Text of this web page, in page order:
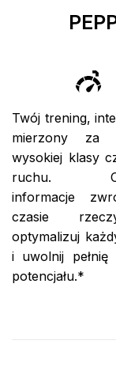
Twój trening,
mierzony za
wysokiej klasy
ruchu.
informacje
czasie
optymalizuj
i uwolnij pełnię
potencjału.*